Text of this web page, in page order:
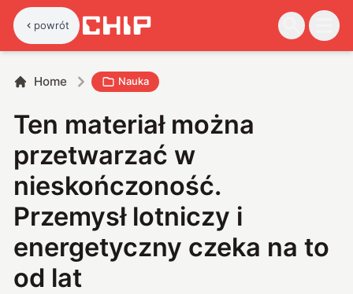
powrót
Home Nauka
Ten materiał można
przetwarzać w
nieskończoność.
Przemysł lotniczy i
energetyczny czeka na to
od lat